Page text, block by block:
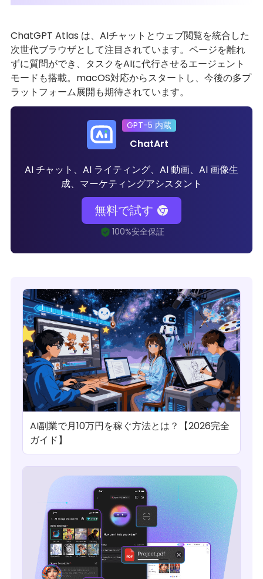
ChatGPT Atlas は、AIチャットとウェブ閲覧を統合した
次世代ブラウザとして注目されています。ページを離れ
ずに質問ができ、タスクをAIに代行させるエージェント
モードも搭載。macOS対応からスタートし、今後の多プ
ラットフォーム展開も期待されています。
GPT-5 内蔵
ChatArt
AI チャット、AI ライティング、AI 動画、AI 画像生
成、マーケティングアシスタント
無料で試す
AI副業で月10万円を稼ぐ方法とは？【2026完全
ガイド】